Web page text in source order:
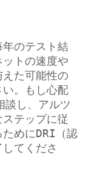
のテスト結
トの速度や
た可能性の
。もし心配
談し、アルツ
テップに従
ためにDRI（認
てくださ